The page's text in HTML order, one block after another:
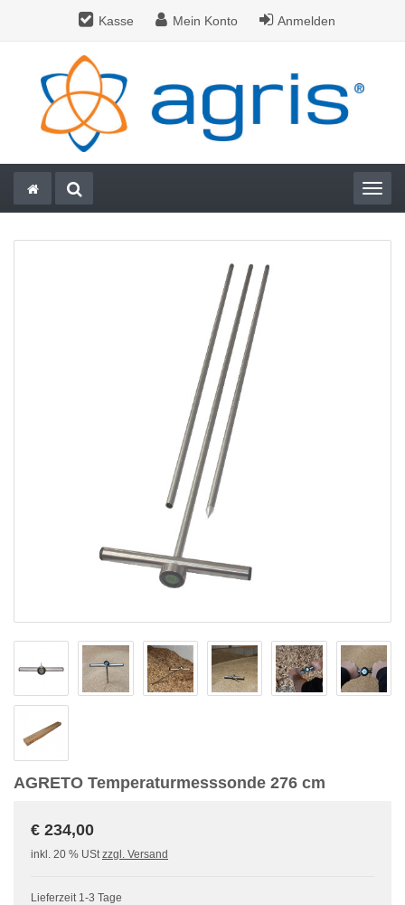
Kasse Mein Konto Anmelden
AGRETO Temperaturmesssonde 276 cm
€ 234,00
inkl. 20 % USt zzgl. Versand
Lieferzeit 1-3 Tage